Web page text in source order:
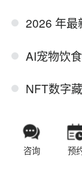
2026 年最新版
AI宠物饮
NFT数字
跨境多商
成都多语
咨询 预